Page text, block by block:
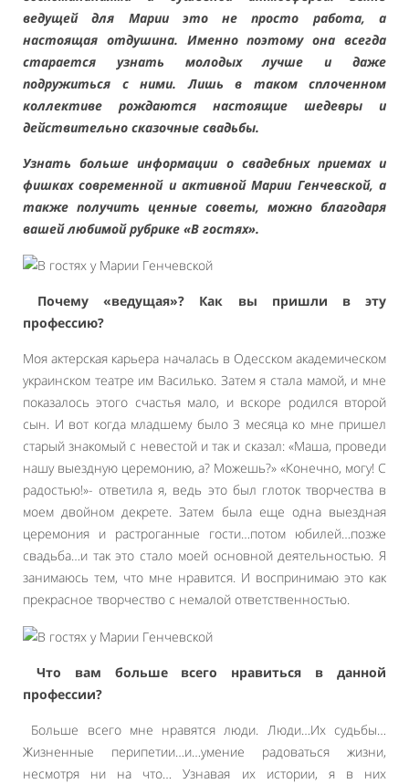
ведущей для Марии это не просто работа, а
настоящая отдушина. Именно поэтому она всегда
старается узнать молодых лучше и даже
подружиться с ними. Лишь в таком сплоченном
коллективе рождаются настоящие шедевры и
действительно сказочные свадьбы.
Узнать больше информации о свадебных приемах и
фишках современной и активной Марии Генчевской, а
также получить ценные советы, можно благодаря
вашей любимой рубрике «В гостях».
Почему «ведущая»? Как вы пришли в эту
профессию?
Моя актерская карьера началась в Одесском академическом
украинском театре им Василько. Затем я стала мамой, и мне
показалось этого счастья мало, и вскоре родился второй
сын. И вот когда младшему было 3 месяца ко мне пришел
старый знакомый с невестой и так и сказал: «Маша, проведи
нашу выездную церемонию, а? Можешь?» «Конечно, могу! С
радостью!»- ответила я, ведь это был глоток творчества в
моем двойном декрете. Затем была еще одна выездная
церемония и растроганные гости…потом юбилей…позже
свадьба…и так это стало моей основной деятельностью. Я
занимаюсь тем, что мне нравится. И воспринимаю это как
прекрасное творчество с немалой ответственностью.
Что вам больше всего нравиться в данной
профессии?
Больше всего мне нравятся люди. Люди…Их судьбы…
Жизненные перипетии…и…умение радоваться жизни,
несмотря ни на что… Узнавая их истории, я в них